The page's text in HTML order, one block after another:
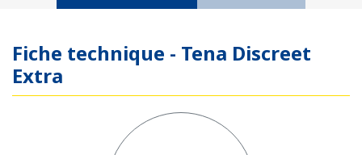
Fiche technique - Tena Discreet
Extra